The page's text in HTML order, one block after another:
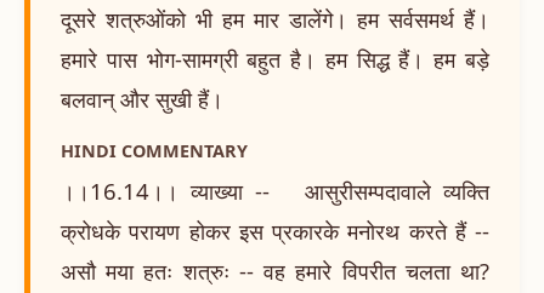
दूसरे शत्रुओंको भी हम मार डालेंगे। हम सर्वसमर्थ हैं।
हमारे पास भोग-सामग्री बहुत है। हम सिद्ध हैं। हम बड़े
बलवान् और सुखी हैं।
HINDI COMMENTARY
।।16.14।। व्याख्या -- आसुरीसम्पदावाले व्यक्ति
क्रोधके परायण होकर इस प्रकारके मनोरथ करते हैं --
असौ मया हतः शत्रुः -- वह हमारे विपरीत चलता था?